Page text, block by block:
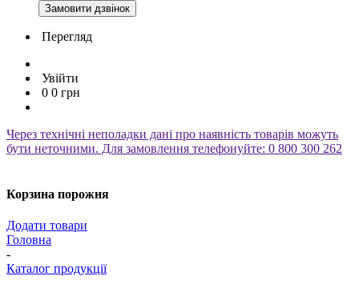
Замовити дзвінок
Перегляд
Увійти
0 0 грн
Через технічні неполадки дані про наявність товарів можуть
бути неточними. Для замовлення телефонуйте: 0 800 300 262
Корзина порожня
Додати товари
Головна
-
Каталог продукції